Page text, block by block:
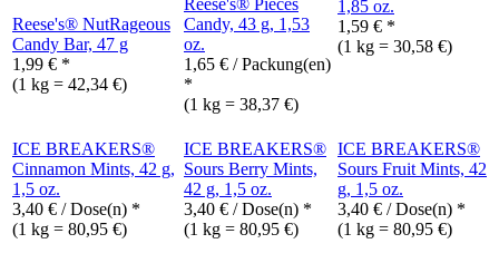
Reese's® NutRageous
Candy Bar, 47 g
1,99 € *
(1 kg = 42,34 €)
Reese's® Pieces
Candy, 43 g, 1,53
oz.
1,65 € / Packung(en)
*
(1 kg = 38,37 €)
1,85 oz.
1,59 € *
(1 kg = 30,58 €)
ICE BREAKERS®
Cinnamon Mints, 42 g,
1,5 oz.
3,40 € / Dose(n) *
(1 kg = 80,95 €)
ICE BREAKERS®
Sours Berry Mints,
42 g, 1,5 oz.
3,40 € / Dose(n) *
(1 kg = 80,95 €)
ICE BREAKERS®
Sours Fruit Mints, 42
g, 1,5 oz.
3,40 € / Dose(n) *
(1 kg = 80,95 €)